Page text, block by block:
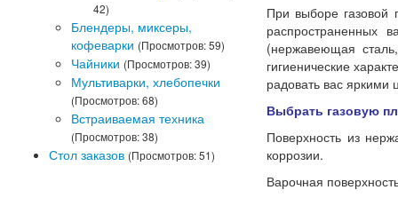
42)
Блендеры, миксеры,
кофеварки (Просмотров: 59)
Чайники (Просмотров: 39)
Мультиварки, хлебопечки
(Просмотров: 68)
Встраиваемая техника
(Просмотров: 38)
Стол заказов (Просмотров: 51)
При выборе газовой
распространенных
(нержавеющая
гигиенические
радовать вас яркими
Выбрать газовую
Поверхность из
коррозии.
Варочная